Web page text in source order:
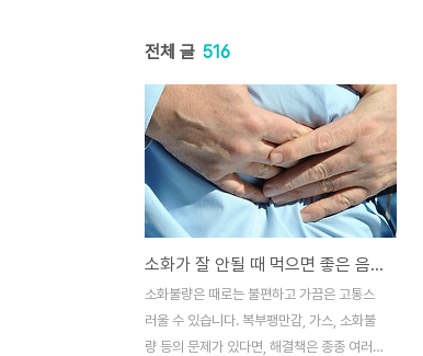
전체 글 516
소화가 잘 안될 때 먹으면 좋은 음식 추천
소화불량은 때로는 불편하고 가끔은 고통스
러울 수 있습니다. 복부팽만감, 가스, 소화불
량 등의 문제가 있다면, 해결책은 종종 여러